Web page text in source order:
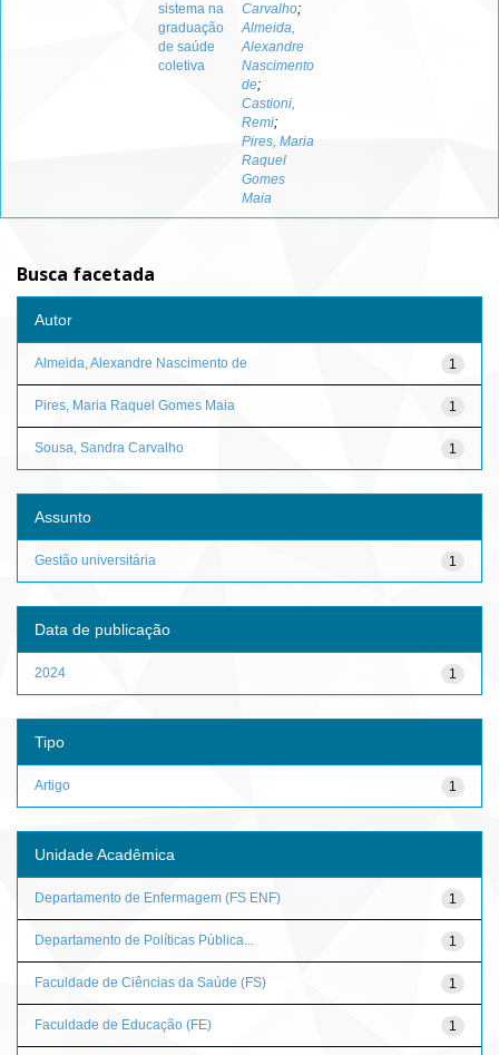
sistema na
graduação
de saúde
coletiva
Carvalho;
Almeida,
Alexandre
Nascimento
de;
Castioni,
Remi;
Pires, Maria
Raquel
Gomes
Maia
Busca facetada
Autor
1
Almeida, Alexandre Nascimento de
1
Pires, Maria Raquel Gomes Maia
1
Sousa, Sandra Carvalho
Assunto
1
Gestão universitária
Data de publicação
1
2024
Tipo
1
Artigo
Unidade Acadêmica
1
Departamento de Enfermagem (FS ENF)
1
Departamento de Políticas Pública...
1
Faculdade de Ciências da Saúde (FS)
1
Faculdade de Educação (FE)